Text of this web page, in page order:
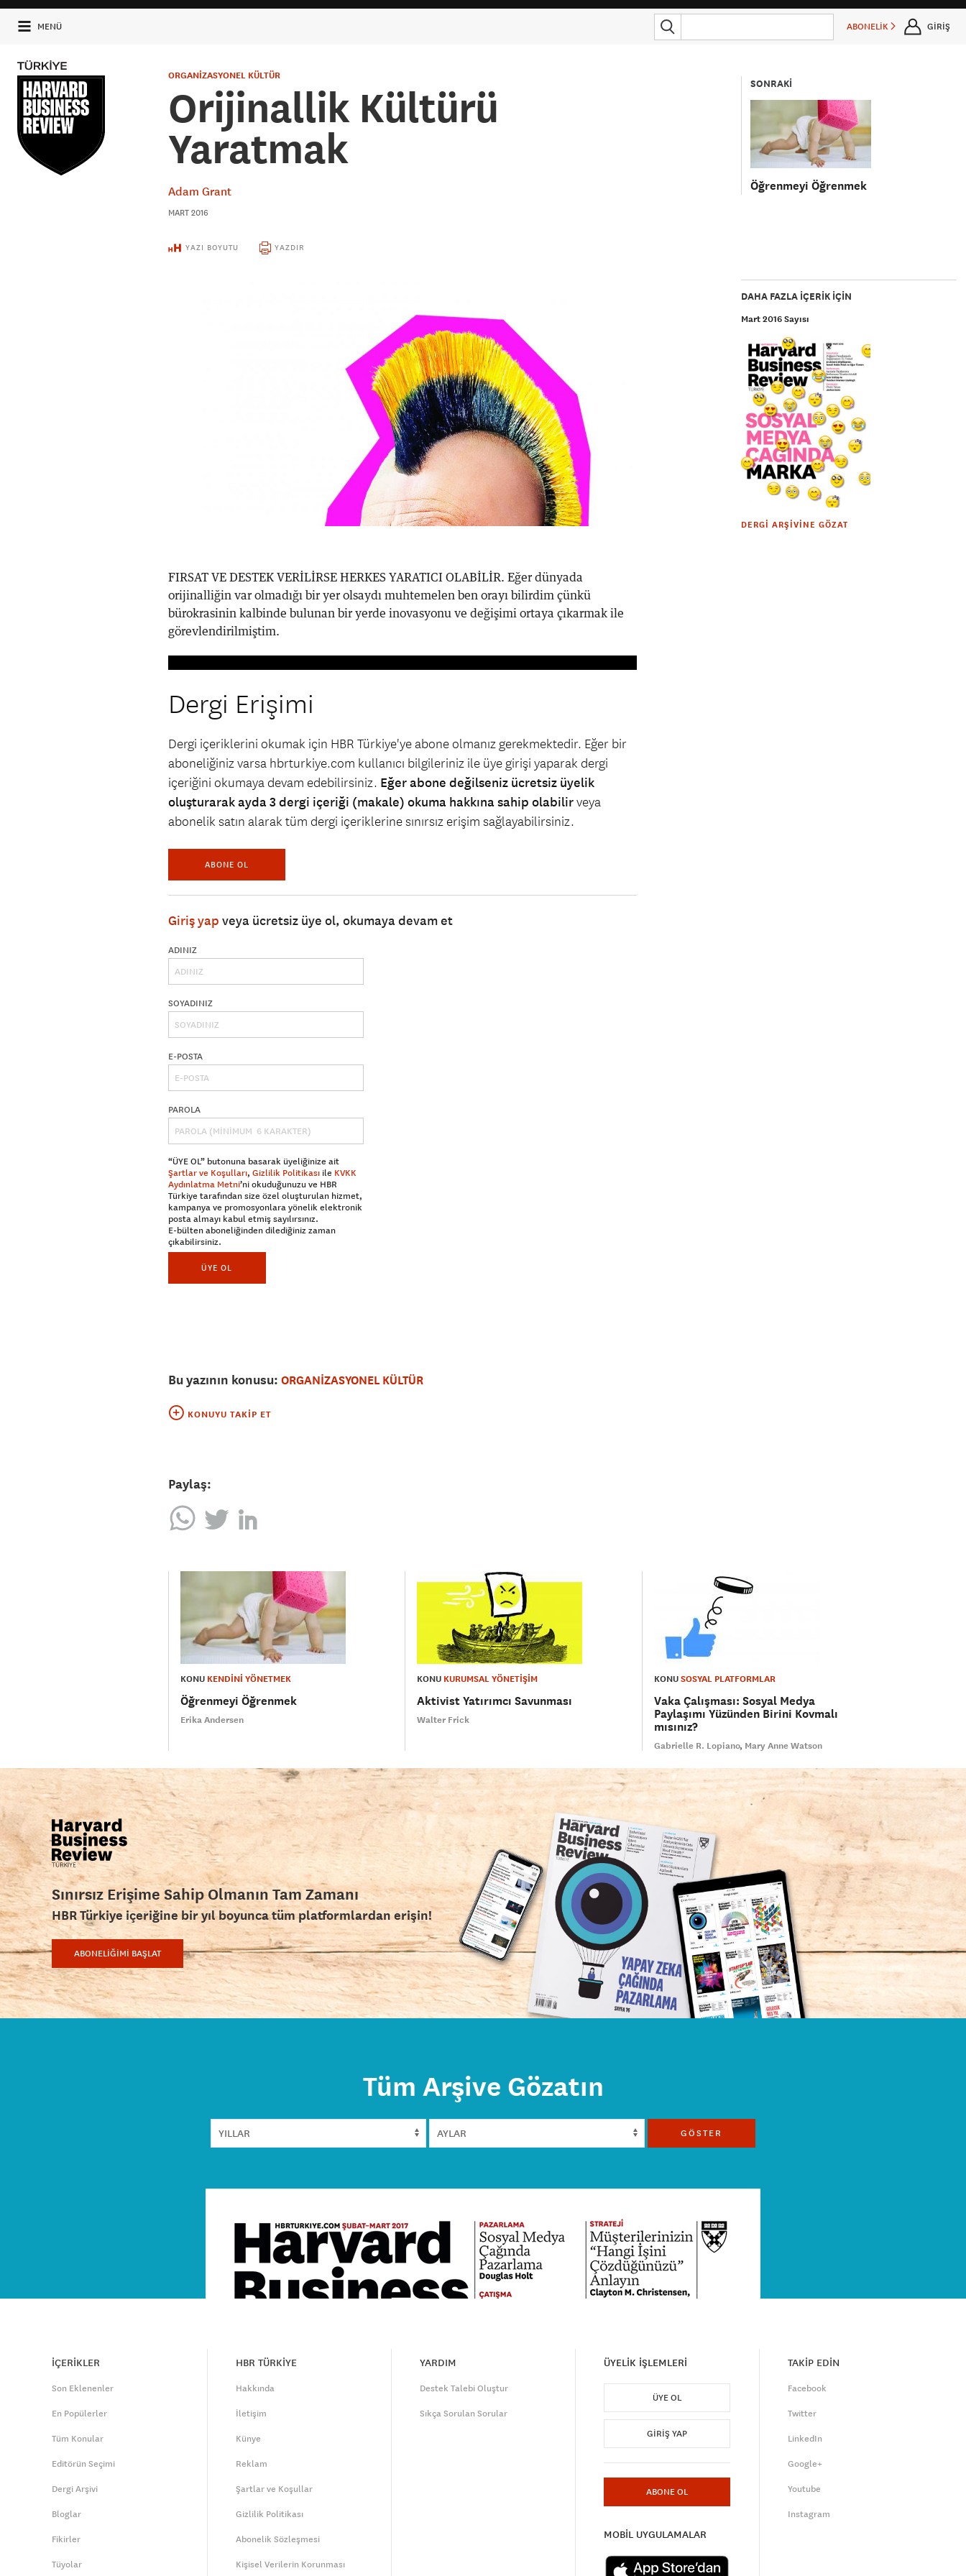
MENÜ ABONELİK GİRİŞ
SONRAKİ
Öğrenmeyi Öğrenmek
ORGANİZASYONEL KÜLTÜR
Orijinallik Kültürü
Yaratmak
Adam Grant
MART 2016
YAZI BOYUTU YAZDIR
DAHA FAZLA IÇERIK IÇIN
Mart 2016 Sayısı
DERGI ARŞIVINE GÖZAT
FIRSAT VE DESTEK VERİLİRSE HERKES YARATICI OLABİLİR. Eğer dünyada
orijinalliğin var olmadığı bir yer olsaydı muhtemelen ben orayı bilirdim çünkü
bürokrasinin kalbinde bulunan bir yerde inovasyonu ve değişimi ortaya çıkarmak ile
görevlendirilmiştim.
Dergi Erişimi
Dergi içeriklerini okumak için HBR Türkiye'ye abone olmanız gerekmektedir. Eğer bir
aboneliğiniz varsa hbrturkiye.com kullanıcı bilgileriniz ile üye girişi yaparak dergi
içeriğini okumaya devam edebilirsiniz. Eğer abone değilseniz ücretsiz üyelik
oluşturarak ayda 3 dergi içeriği (makale) okuma hakkına sahip olabilirveya
abonelik satın alarak tüm dergi içeriklerine sınırsız erişim sağlayabilirsiniz.
ABONE OL
Giriş yap veya ücretsiz üye ol, okumaya devam et
ADINIZ
SOYADINIZ
E-POSTA
PAROLA
“ÜYE OL” butonuna basarak üyeliğinize ait
Şartlar ve Koşulları, Gizlilik Politikası ile KVKK
Aydınlatma Metni’ni okuduğunuzu ve HBR
Türkiye tarafından size özel oluşturulan hizmet,
kampanya ve promosyonlara yönelik elektronik
posta almayı kabul etmiş sayılırsınız.
E-bülten aboneliğinden dilediğiniz zaman
çıkabilirsiniz.
ÜYE OL
Bu yazının konusu: ORGANİZASYONEL KÜLTÜR
KONUYU TAKIP ET
Paylaş:
KONU KENDİNİ YÖNETMEK
Öğrenmeyi Öğrenmek
Erika Andersen
KONU KURUMSAL YÖNETİŞİM
Aktivist Yatırımcı Savunması
Walter Frick
KONUSOSYAL PLATFORMLAR
Vaka Çalışması: Sosyal Medya
Paylaşımı Yüzünden Birini Kovmalı
mısınız?
Gabrielle R. Lopiano Mary Anne Watson
Sınırsız Erişime Sahip Olmanın Tam Zamanı
HBR Türkiye içeriğine bir yıl boyunca tüm platformlardan erişin!
ABONELİĞİMİ BAŞLAT
Tüm Arşive Gözatın
GÖSTER
İÇERİKLER
Son Eklenenler
En Popülerler
Tüm Konular
Editörün Seçimi
Dergi Arşivi
Bloglar
Fikirler
Tüyolar
HBR TÜRKİYE
Hakkında
İletişim
Künye
Reklam
Şartlar ve Koşullar
Gizlilik Politikası
Abonelik Sözleşmesi
Kişisel Verilerin Korunması
YARDIM
Destek Talebi Oluştur
Sıkça Sorulan Sorular
ÜYELİK İŞLEMLERİ
ÜYE OL
GIRIŞ YAP
ABONE OL
MOBİL UYGULAMALAR
TAKİP EDİN
Facebook
Twitter
LinkedIn
Google+
Youtube
Instagram